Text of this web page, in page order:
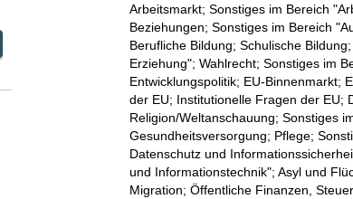
Selektion Anzahl der Mitgliedschaften
Arbeitsmarkt; Sonstiges im Bereich
Beziehungen; Sonstiges im Bereich
Berufliche Bildung; Schulische
Erziehung"; Wahlrecht; Sonstiges im
Entwicklungspolitik; EU-Binnenmarkt;
der EU; Institutionelle Fragen der EU;
Religion/Weltanschauung; Sonstiges
Gesundheitsversorgung; Pflege;
Datenschutz und
und Informationstechnik"; Asyl und
Migration; Öffentliche Finanzen,